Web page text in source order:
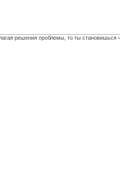
решения проблемы, то ты становишься